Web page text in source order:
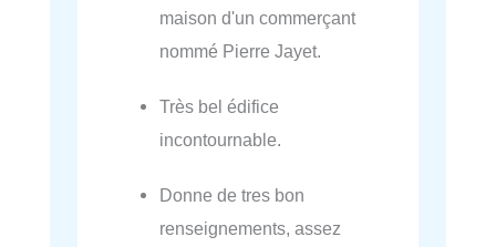
maison d'un commerçant
nommé Pierre Jayet.
Très bel édifice
incontournable.
Donne de tres bon
renseignements, assez